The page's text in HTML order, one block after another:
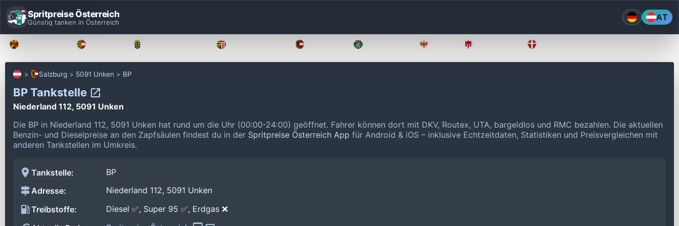
Spritpreise Österreich
Günstig tanken in Österreich AT
Salzburg 5091 Unken BP
BP Tankstelle
Niederland 112, 5091 Unken
Die BP in Niederland 112, 5091 Unken hat rund um die Uhr (00:00-24:00) geöffnet. Fahrer können dort mit DKV, Routex, UTA, bargeldlos und RMC bezahlen. Die aktuellen
Benzin- und Dieselpreise an den Zapfsäulen findest du in der Spritpreise Österreich App für Android & iOS – inklusive Echtzeitdaten, Statistiken und Preisvergleichen mit
anderen Tankstellen im Umkreis.
Tankstelle:
BP
Adresse:
Niederland 112, 5091 Unken
Treibstoffe:
Diesel ✅, Super 95 ✅, Erdgas ❌